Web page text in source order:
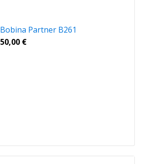
Bobina Partner B261
50,00 €